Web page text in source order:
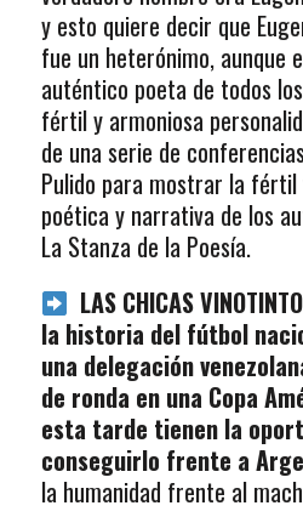
y esto quiere decir que
fue un heterónimo, aunque
auténtico poeta de todos
fértil y armoniosa
de una serie de
Pulido para mostrar la
poética y narrativa de los
La Stanza de la Poesía.
LAS CHICAS
la historia del fútbol
una delegación
de ronda en una Copa
esta tarde tienen la
conseguirlo frente a
la humanidad frente al